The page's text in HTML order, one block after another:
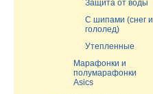
Защита от воды
С шипами (снег и
гололед)
Утепленные
Марафонки и
полумарафонки
Asics